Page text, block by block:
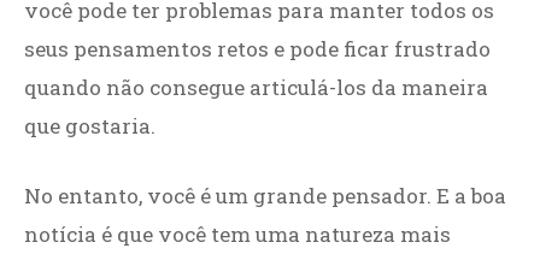
você pode ter problemas para manter todos os
seus pensamentos retos e pode ficar frustrado
quando não consegue articulá-los da maneira
que gostaria.
No entanto, você é um grande pensador. E a boa
notícia é que você tem uma natureza mais